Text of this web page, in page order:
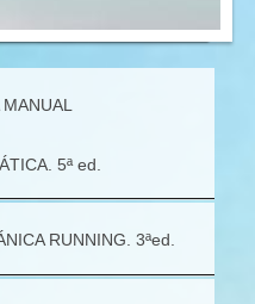
5ª ed.
RUNNING. 3ªed.